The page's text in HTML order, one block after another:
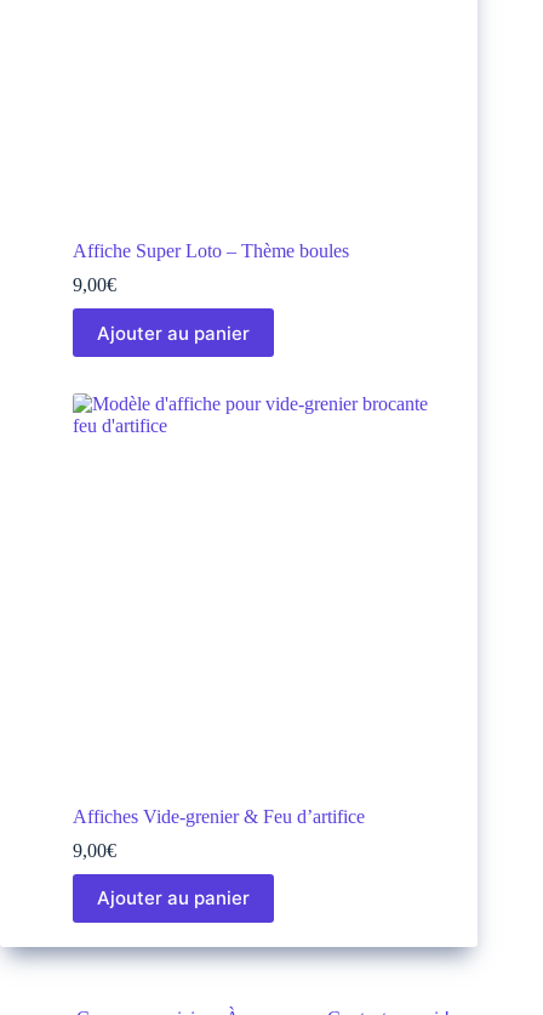
Affiche Super Loto – Thème boules
9,00€
Ajouter au panier
Affiches Vide-grenier & Feu d’artifice
9,00€
Ajouter au panier